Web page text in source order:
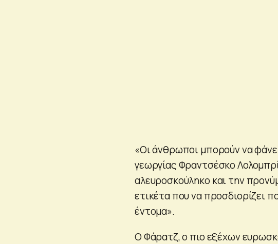
«Οι άνθρωποι μπορούν να
γεωργίας Φραντσέσκο
αλευροσκούληκο και την
ετικέτα που να προσδιορίζει
έντομα».
Ο Φάρατζ, ο πιο εξέχων